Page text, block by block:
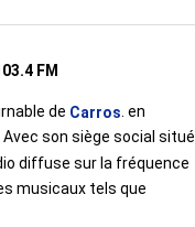
FM
de Carros . en
Avec son siège social situé
diffuse sur la fréquence
musicaux tels que